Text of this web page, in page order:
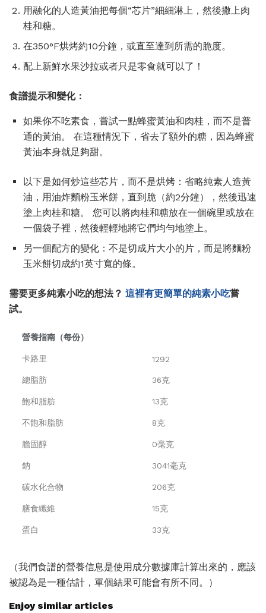
用融化的人造黃油把每個“芯片”細細淋上，然後撒上肉
桂和糖。
在350°F烘烤約10分鐘，或直至達到所需的脆度。
配上新鮮水果沙拉或者只是零食就可以了！
食譜提示和變化：
如果你不吃素食，嘗試一點蜂蜜黃油和肉桂，而不是普
通的黃油。 在這種情況下，省去了額外的糖，因為蜂蜜
黃油本身就足夠甜。
以下是如何炒這些芯片，而不是烘烤：省略純素人造黃
油，用油炸麵粉玉米餅，直到脆（約2分鐘），然後迅速
塗上肉桂和糖。 您可以將肉桂和糖放在一個碗里或放在
一個袋子裡，然後輕輕地將它們均勻地塗上。
另一個配方的變化：不是切成片大小的片，而是將麵粉
玉米餅切成約1英寸寬的條。
需要更多純素小吃的想法？ 這裡有更簡單的純素小吃嘗
試。
營養指南（每份）
卡路里 1292
總脂肪 36克
飽和脂肪 13克
不飽和脂肪 8克
膽固醇 0毫克
鈉 3041毫克
碳水化合物 206克
膳食纖維 15克
蛋白 33克
（我們食譜的營養信息是使用成分數據庫計算出來的，應該
被認為是一種估計，單個結果可能會有所不同。）
Enjoy similar articles